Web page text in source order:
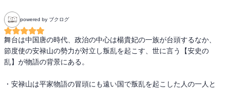
powered by ブクログ
舞台は中国唐の時代、政治の中心は楊貴妃の一族が台頭するなか、
節度使の安禄山の勢力が対立し叛乱を起こす、世に言う【安史の
乱】が物語の背景にある。
・安禄山は平家物語の冒頭にも遠い国で叛乱を起こした人の一人と